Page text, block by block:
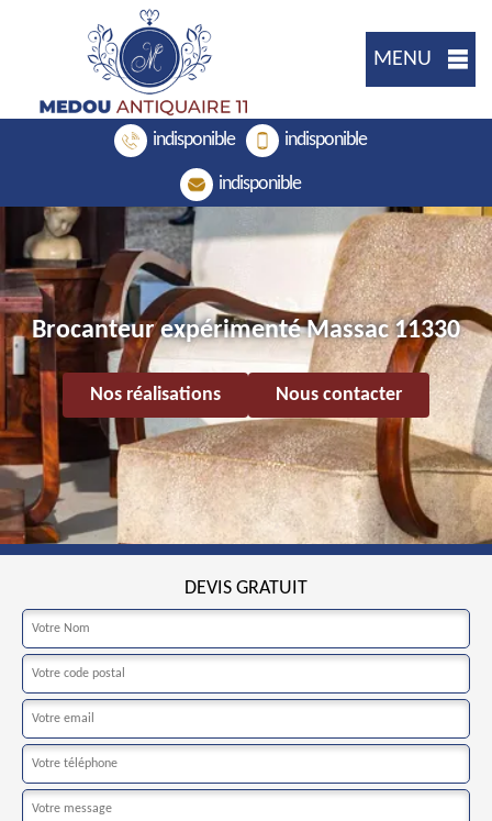
MENU
indisponible indisponible
indisponible
Brocanteur expérimenté Massac 11330
Nos réalisations Nous contacter
DEVIS GRATUIT